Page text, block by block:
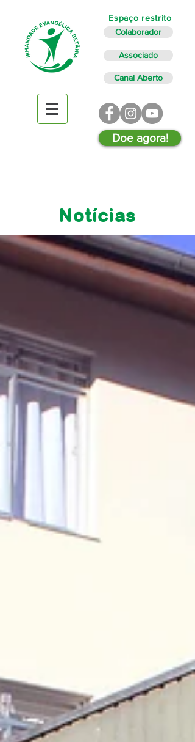
Espaço restrito
Colaborador
Associado
Canal Aberto
Doe agora!
Notícias